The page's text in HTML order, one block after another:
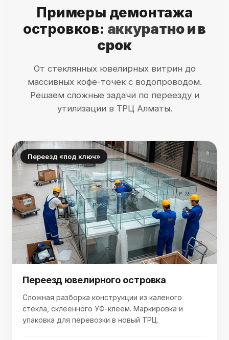
Примеры демонтажа
островков: аккуратно и в
срок
От стеклянных ювелирных витрин до
массивных кофе-точек с водопроводом.
Решаем сложные задачи по переезду и
утилизации в ТРЦ Алматы.
Переезд «под ключ»
Переезд ювелирного островка
Сложная разборка конструкции из каленого
стекла, склеенного УФ-клеем. Маркировка и
упаковка для перевозки в новый ТРЦ.